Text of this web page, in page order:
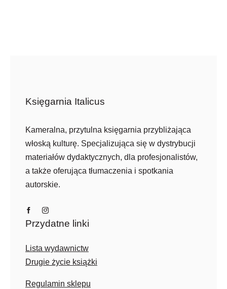
Księgarnia Italicus
Kameralna, przytulna księgarnia przybliżająca
włoską kulturę. Specjalizująca się w dystrybucji
materiałów dydaktycznych, dla profesjonalistów,
a także oferująca tłumaczenia i spotkania
autorskie.
Przydatne linki
Lista wydawnictw
Drugie życie książki
Regulamin sklepu